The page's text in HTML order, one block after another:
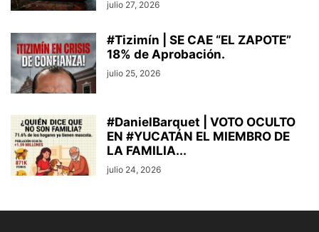
julio 27, 2026
#Tizimín | SE CAE “EL ZAPOTE”
18% de Aprobación.
julio 25, 2026
#DanielBarquet | VOTO OCULTO
EN #YUCATÁN EL MIEMBRO DE
LA FAMILIA...
julio 24, 2026